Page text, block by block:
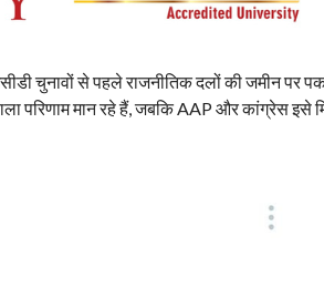
चुनावों से पहले राजनीतिक दलों की जमीन पर
परिणाम मान रहे हैं, जबकि AAP और कांग्रेस इसे